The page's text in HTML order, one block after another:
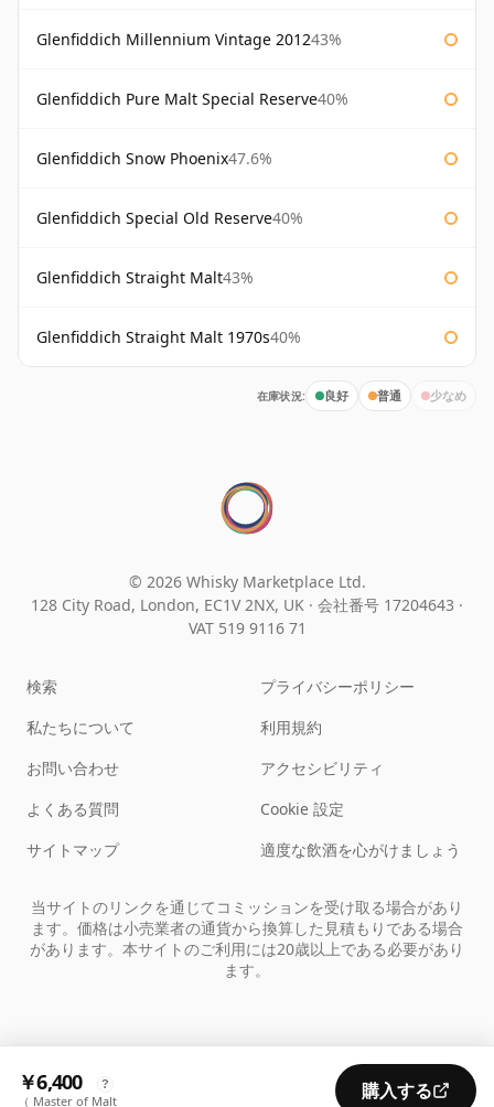
Glenfiddich Millennium Vintage 201243%
Glenfiddich Pure Malt Special Reserve40%
Glenfiddich Snow Phoenix47.6%
Glenfiddich Special Old Reserve40%
Glenfiddich Straight Malt43%
Glenfiddich Straight Malt 1970s40%
在庫状況: 良好 普通 少なめ
￥6,400 ?
（ Master of Malt 購入する
© 2026 Whisky Marketplace Ltd.
128 City Road, London, EC1V 2NX, UK · 会社番号 17204643 ·
VAT 519 9116 71
検索
私たちについて
お問い合わせ
よくある質問
サイトマップ
プライバシーポリシー
利用規約
アクセシビリティ
Cookie 設定
適度な飲酒を心がけましょう
当サイトのリンクを通じてコミッションを受け取る場合があり
ます。価格は小売業者の通貨から換算した見積もりである場合
があります。本サイトのご利用には20歳以上である必要があり
ます。